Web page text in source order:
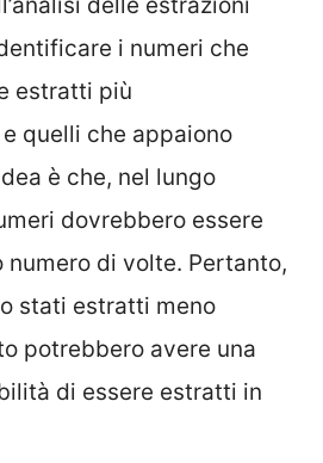
delle estrazioni
i numeri che
estratti più
quelli che appaiono
è che, nel lungo
dovrebbero essere
di volte. Pertanto,
stati estratti meno
potrebbero avere una
di essere estratti in